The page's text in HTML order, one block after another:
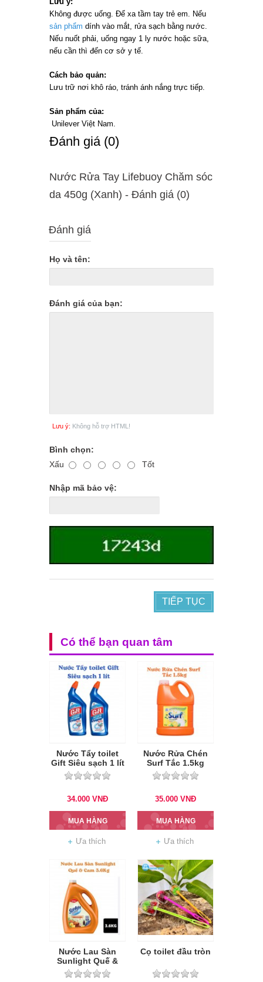
Không được uống. Để xa tầm tay trẻ em. Nếu
sản phẩm dính vào mắt, rửa sạch bằng nước.
Nếu nuốt phải, uống ngay 1 ly nước hoặc sữa,
nếu cần thì đến cơ sở y tế.
Cách bảo quản:
Lưu trữ nơi khô ráo, tránh ánh nắng trực tiếp.
Sản phẩm của:
Unilever Việt Nam.
Ðánh giá (0)
Nước Rửa Tay Lifebuoy Chăm sóc
da 450g (Xanh) - Ðánh giá (0)
Đánh giá
Họ và tên:
Đánh giá của bạn:
Lưu ý: Không hỗ trợ HTML!
Bình chọn:
Xấu
Tốt
Nhập mã bảo vệ:
TIẾP TỤC
Có thể bạn quan tâm
Nước Tẩy toilet
Gift Siêu sạch 1 lít
34.000 VNĐ
MUA HÀNG
Ưa thích
Nước Rửa Chén
Surf Tắc 1.5kg
35.000 VNĐ
MUA HÀNG
Ưa thích
Nước Lau Sàn
Sunlight Quế &
Cam 3.6Kg
Cọ toilet đầu tròn